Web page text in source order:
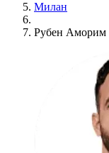
Милан
Рубен Аморим